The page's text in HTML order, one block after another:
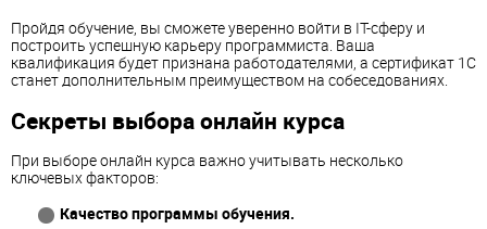
Пройдя обучение, вы сможете уверенно войти в IT-сферу и
построить успешную карьеру программиста. Ваша
квалификация будет признана работодателями, а сертификат 1С
станет дополнительным преимуществом на собеседованиях.
Секреты выбора онлайн курса
При выборе онлайн курса важно учитывать несколько
ключевых факторов:
Качество программы обучения.